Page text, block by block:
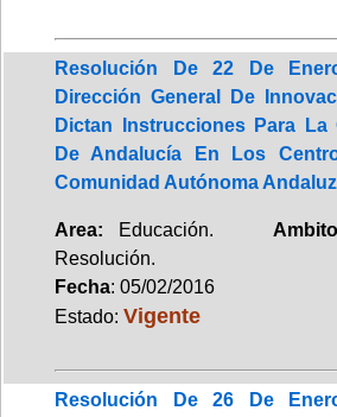
Resolución De 22 De
Dirección General De
Dictan Instrucciones Para La
De Andalucía En Los
Comunidad Autónoma
Area: Educación. Ambito
Resolución.
Fecha: 05/02/2016
Estado: Vigente
Resolución De 26 De